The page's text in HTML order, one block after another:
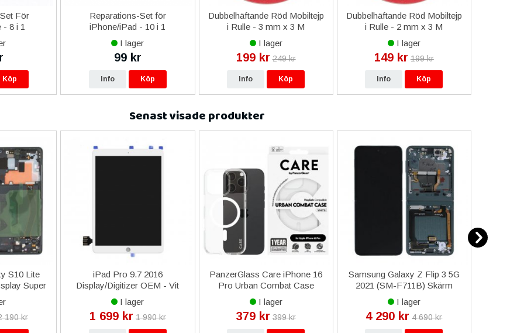
För
- 8 i 1
Köp
Reparations-Set för
iPhone/iPad - 10 i 1
I lager
99 kr
Info Köp
Dubbelhäftande Röd Mobiltejp
i Rulle - 3 mm x 3 M
I lager
199 kr 249 kr
Info Köp
Dubbelhäftande Röd Mobiltejp
i Rulle - 2 mm x 3 M
I lager
149 kr 199 kr
Info Köp
Senast visade produkter
S10 Lite
Super
Svart
190 kr
iPad Pro 9.7 2016
Display/Digitizer OEM - Vit
I lager
1 699 kr 1 990 kr
PanzerGlass Care iPhone 16
Pro Urban Combat Case
Magsafe - Vit
I lager
379 kr 399 kr
Samsung Galaxy Z Flip 3 5G
2021 (SM-F711B) Skärm
med LCD Display Original -
Grön
I lager
4 290 kr 4 690 kr